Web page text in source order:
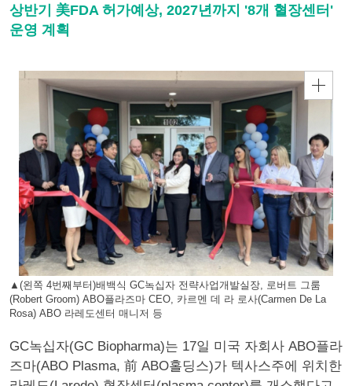
상반기 美FDA 허가예상, 2027년까지 '8개 혈장센터'
운영 계획
▲(왼쪽 4번째부터)배백식 GC녹십자 전략사업개발실장, 로버트 그룸
(Robert Groom) ABO플라즈마 CEO, 카르멘 데 라 로사(Carmen De La
Rosa) ABO 라레도센터 매니저 등
GC녹십자(GC Biopharma)는 17일 미국 자회사 ABO플라
즈마(ABO Plasma, 前 ABO홀딩스)가 텍사스주에 위치한